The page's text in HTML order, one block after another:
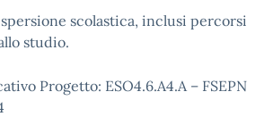
scolastica, inclusi percorsi
studio.
Progetto: ESO4.6.A4.A – FSEPN